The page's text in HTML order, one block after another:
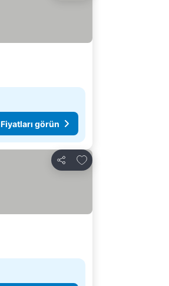
Fiyatları görün
Paylaş
Favorilerime ekle